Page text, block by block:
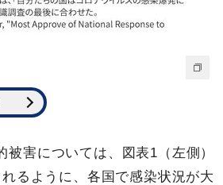
害については、図表1（左側）
るように、各国で感染状況が大